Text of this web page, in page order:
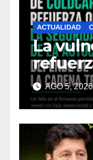
ACTUALIDAD
La
la
toda la
afirma
AGO 5,